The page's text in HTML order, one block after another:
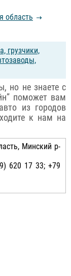
область
грузчики,
но не знаете с
поможет вам
из городов
к нам на
Минский р-
620 17 33; +79